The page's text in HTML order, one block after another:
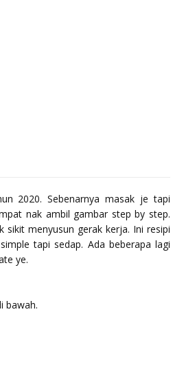
2020. Sebenarnya masak je tapi
nak ambil gambar step by step.
sikit menyusun gerak kerja. Ini resipi
tapi sedap. Ada beberapa lagi
ye.
bawah.